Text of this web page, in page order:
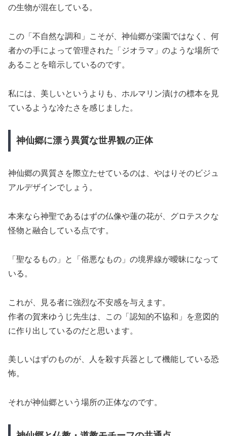
の生物が混在している。
この「不自然な調和」こそが、神仙郷が楽園ではなく、何
者かの手によって管理された「ジオラマ」のような場所で
あることを暗示しているのです。
私には、美しいというよりも、ホルマリン漬けの標本を見
ているような冷たさを感じました。
神仙郷に漂う異質な世界観の正体
神仙郷の異質さを際立たせているのは、やはりそのビジュ
アルデザインでしょう。
本来なら神聖であるはずの仏像や蓮の花が、グロテスクな
怪物と融合している点です。
「聖なるもの」と「俗悪なもの」の境界線が曖昧になって
いる。
これが、見る者に強烈な不安感を与えます。
作者の賀来ゆうじ先生は、この「認知的不協和」を意図的
に作り出しているのだと思います。
美しいはずのものが、人を殺す兵器として機能している恐
怖。
それが神仙郷という場所の正体なのです。